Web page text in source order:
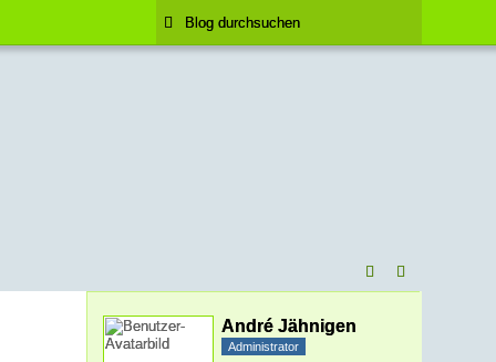
André Jähnigen
Administrator